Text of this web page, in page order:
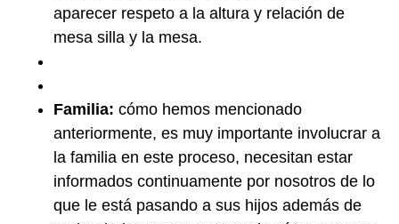
aparecer respeto a la altura y relación de
mesa silla y la mesa.
Familia: cómo hemos mencionado
anteriormente, es muy importante involucrar a
la familia en este proceso, necesitan estar
informados continuamente por nosotros de lo
que le está pasando a sus hijos además de